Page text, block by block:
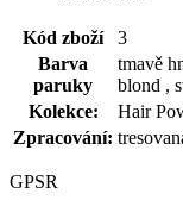
Kód zboží
3
Barva
paruky
tmavě
blond ,
Kolekce:
Hair
Zpracování:
GPSR